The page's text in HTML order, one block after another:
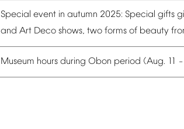
Special event in autumn 2025: Special gifts
and Art Deco shows, two forms of beauty
Museum hours during Obon period (Aug. 11